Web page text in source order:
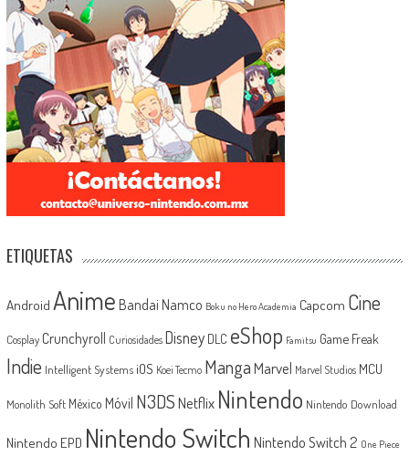
ETIQUETAS
Android Anime Bandai Namco Boku no Hero Academia Capcom Cine
Cosplay Crunchyroll Curiosidades Disney DLC eShop Famitsu Game Freak
Indie Intelligent Systems iOS Koei Tecmo MangaMarvel Marvel Studios MCU
Monolith Soft México Móvil N3DSNetflix Nintendo Nintendo Download
Nintendo EPD Nintendo Switch Nintendo Switch 2 One Piece